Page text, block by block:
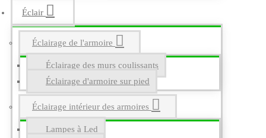
Éclair
Éclairage de l'armoire
Éclairage des murs coulissants
Éclairage d'armoire sur pied
Éclairage intérieur des armoires
Lampes à Led